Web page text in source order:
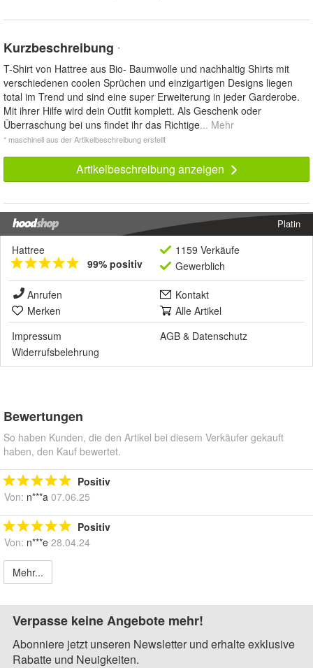
Kurzbeschreibung *
T-Shirt von Hattree aus Bio- Baumwolle und nachhaltig Shirts mit
verschiedenen coolen Sprüchen und einzigartigen Designs liegen
total im Trend und sind eine super Erweiterung in jeder Garderobe.
Mit ihrer Hilfe wird dein Outfit komplett. Als Geschenk oder
Überraschung bei uns findet ihr das Richtige... Mehr
* maschinell aus der Artikelbeschreibung erstellt
Artikelbeschreibung anzeigen
Platin
Hattree
99% positiv
1159 Verkäufe
Gewerblich
Anrufen
Kontakt
Merken
Alle Artikel
Impressum
AGB & Datenschutz
Widerrufsbelehrung
Bewertungen
So haben Kunden, die den Artikel bei diesem Verkäufer gekauft
haben, den Kauf bewertet.
Positiv
Von: n***a 07.06.25
Positiv
Von: n***e 28.04.24
Mehr...
Verpasse keine Angebote mehr!
Abonniere jetzt unseren Newsletter und erhalte exklusive
Rabatte und Neuigkeiten.